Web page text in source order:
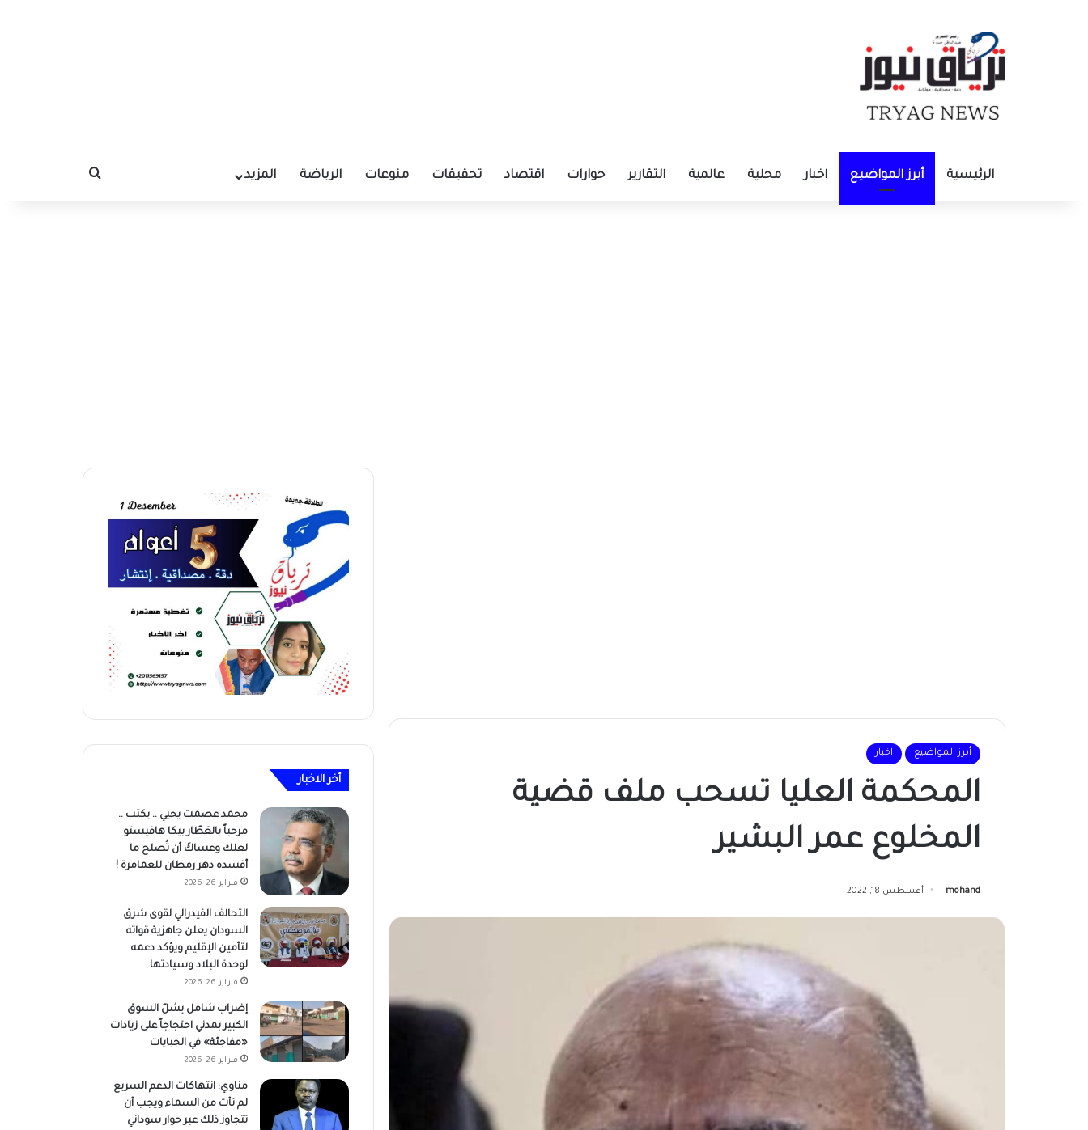
الرئيسية أبرز المواضيع اخبار محلية عالمية التقارير حوارات اقتصاد تحقيقات منوعات الرياضة المزيد بحث عن
أبرز المواضيع اخبار
المحكمة العليا تسحب ملف قضية
المخلوع عمر البشير
mohand أغسطس 18, 2022
أخر الاخبار
محمد عصمت يحيي .. يكتب ..
مرحباً بالعَطّار بيكا هافيستو
لعلك وعساكَ أن تُصلح ما
أفسده دهر رمطان للعمامرة !
فبراير 26, 2026
التحالف الفيدرالي لقوى شرق
السودان يعلن جاهزية قواته
لتأمين الإقليم ويؤكد دعمه
لوحدة البلاد وسيادتها
فبراير 26, 2026
إضراب شامل يشلّ السوق
الكبير بمدني احتجاجاً على زيادات
«مفاجئة» في الجبايات
فبراير 26, 2026
مناوي: انتهاكات الدعم السريع
لم تأت من السماء ويجب أن
تتجاوز ذلك عبر حوار سوداني